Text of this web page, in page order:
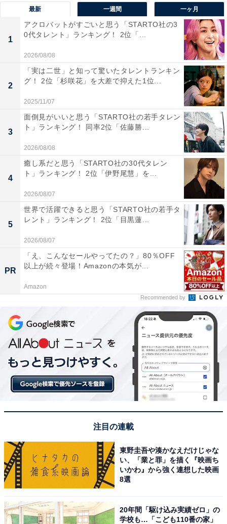
ＫＡＧＥＲＯＵ
Amazonで見る
1位：山本美月（明治大学 農学部）／56票
View this post on Instagram
最新 一週間 一ヶ月
1
アクロバットがすごいと思う「STARTO社の3
0代タレント」ランキング！ 2位「...
2026/08/08
2
「実は二世」と知って驚いたタレントランキン
グ！ 2位「杉咲花」を大差で抑えた1位...
2025/11/07
3
面倒見がいいと思う「STARTO社の若手タレン
ト」ランキング！ 同率2位「佐藤勝...
2026/08/08
4
癒し系だと思う「STARTO社の30代タレン
ト」ランキング！ 2位「伊野尾慧」を...
2026/08/07
5
世界で活躍できると思う「STARTO社の若手タ
レント」ランキング！ 2位「目黒蓮...
2026/08/07
PR
「え、こんなセールやってたの？」80％OFF
以上が続々登場！Amazonの本気が...
Amazon
Recommended by
注目の連載
東野圭吾や湊かなえだけじゃな
い、「業と罪」を描く『映画ち
いかわ』から強く連想した映画
8選
20年間「駆け込み実績ゼロ」の
学校も…「こども110番の家」